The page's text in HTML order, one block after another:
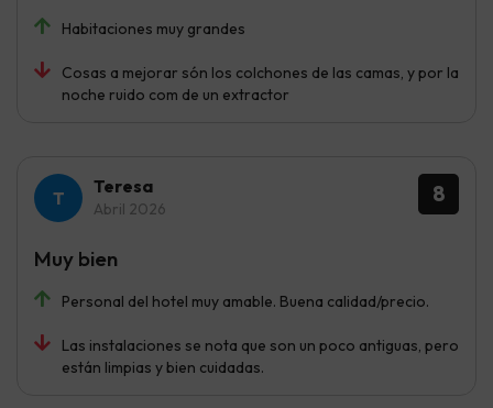
Habitaciones muy grandes
Cosas a mejorar són los colchones de las camas, y por la
noche ruido com de un extractor
8
Teresa
Abril 2026
Personal del hotel muy amable. Buena calidad/precio.
Las instalaciones se nota que son un poco antiguas, pero
están limpias y bien cuidadas.
Muy bien